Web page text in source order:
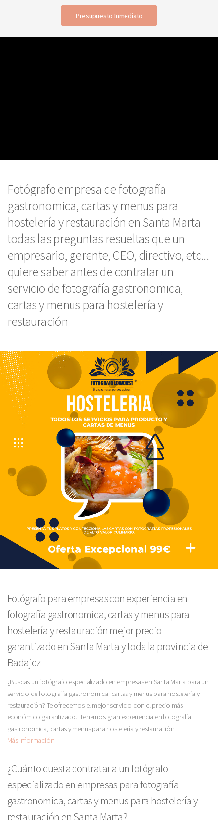
Presupuesto Inmediato
Fotógrafo empresa de fotografía
gastronomica, cartas y menus para
hostelería y restauración en Santa Marta
todas las preguntas resueltas que un
empresario, gerente, CEO, directivo, etc...
quiere saber antes de contratar un
servicio de fotografía gastronomica,
cartas y menus para hostelería y
restauración
Fotógrafo para empresas con experiencia en
fotografía gastronomica, cartas y menus para
hostelería y restauración mejor precio
garantizado en Santa Marta y toda la provincia de
Badajoz
¿Buscas un fotógrafo especializado en empresas en Santa Marta para un
servicio de fotografía gastronomica, cartas y menus para hostelería y
restauración? Te ofrecemos el mejor servicio con el precio más
económico garantizado. Tenemos gran experiencia en fotografía
gastronomica, cartas y menus para hostelería y restauración
Más Información
¿Cuánto cuesta contratar a un fotógrafo
especializado en empresas para fotografía
gastronomica, cartas y menus para hostelería y
restauración en Santa Marta?